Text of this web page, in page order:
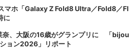
マホ「Galaxy Z Fold8 Ultra／Fold8／Fl
に
奈、大阪の16歳がグランプリに 「bijou
ョン2026」リポート